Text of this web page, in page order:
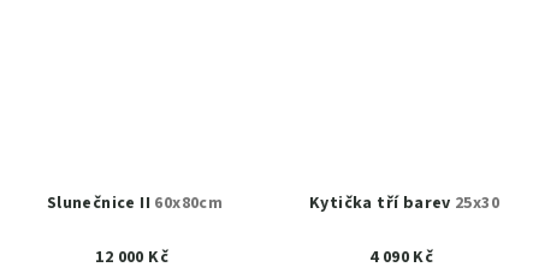
Slunečnice II 60x80cm
12 000 Kč
Kytička tří barev 25x30
4 090 Kč